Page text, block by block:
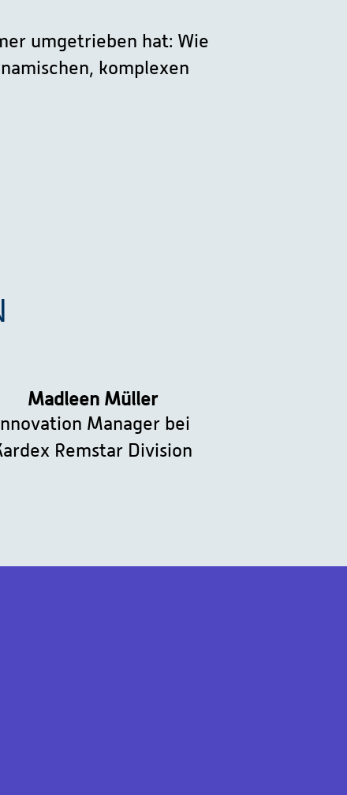
umgetrieben hat: Wie
komplexen
Madleen Müller
Manager bei
Remstar Division